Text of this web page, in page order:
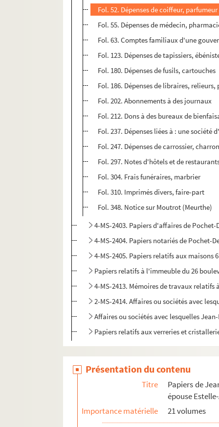
Fol. 52. Dépenses de coiffeur, parfumeur
Fol. 55. Dépenses de médecin,
Fol. 63. Comptes familiaux d'une
Fol. 123. Dépenses de tapissiers,
Fol. 180. Dépenses de fusils, cartouches
Fol. 186. Dépenses de libraires,
Fol. 202. Abonnements à des journaux
Fol. 212. Dons à des bureaux de
Fol. 237. Dépenses liées à : une
Fol. 247. Dépenses de carrossier,
Fol. 297. Notes d'hôtels et de
Fol. 304. Frais funéraires, marbrier
Fol. 310. Imprimés divers, faire-part
Fol. 348. Notice sur Moutrot (Meurthe)
4-MS-2403. Papiers d'affaires de Pochet-
4-MS-2404. Papiers notariés de Pochet-
4-MS-2405. Papiers relatifs aux
Papiers relatifs à l'immeuble du 26
4-MS-2413. Mémoires de travaux relatifs
2-MS-2414. Affaires ou sociétés avec
Affaires ou sociétés avec lesquelles
Papiers relatifs aux verreries et
Papiers de Henri Bonnet-Massimbert, mari
Papiers de Jean-Baptiste Vignier (gendre
Présentation du contenu
Titre
Papiers de
épouse
Importance matérielle
21 volumes